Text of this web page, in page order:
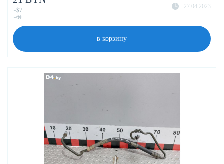
27.04.2023
~$7
~6€
в корзину